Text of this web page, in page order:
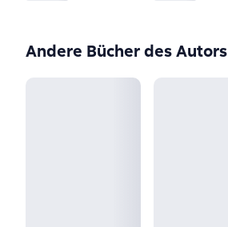
Andere Bücher des Autors